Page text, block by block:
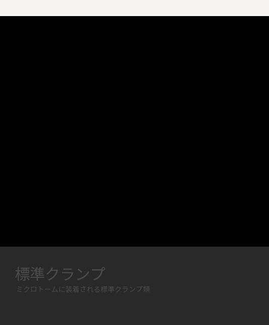
標準クランプ
ミクロトームに装着される標準クランプ類